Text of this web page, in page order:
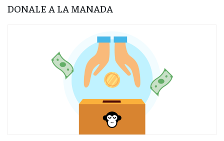
DONALE A LA MANADA